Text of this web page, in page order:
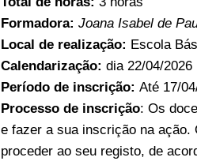
Formadora: Joana Isabel de
Local de realização: Escola
Calendarização: dia 22/04/2026
Período de inscrição: Até 17/
Processo de inscrição: Os
e fazer a sua inscrição na ação.
proceder ao seu registo, de